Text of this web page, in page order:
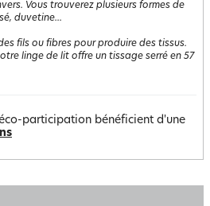
Vous trouverez plusieurs formes de
duvetine...
fils ou fibres pour produire des tissus.
linge de lit offre un tissage serré en 57
participation bénéficient d'une